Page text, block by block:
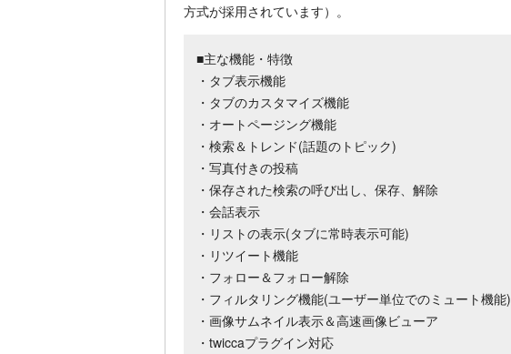
方式が採用されています）。
■主な機能・特徴
・タブ表示機能
・タブのカスタマイズ機能
・オートページング機能
・検索＆トレンド(話題のトピック)
・写真付きの投稿
・保存された検索の呼び出し、保存、解除
・会話表示
・リストの表示(タブに常時表示可能)
・リツイート機能
・フォロー＆フォロー解除
・フィルタリング機能(ユーザー単位でのミュート機能)
・画像サムネイル表示＆高速画像ビューア
・twiccaプラグイン対応